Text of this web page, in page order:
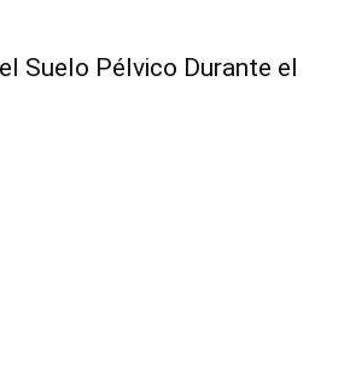
Suelo Pélvico Durante el